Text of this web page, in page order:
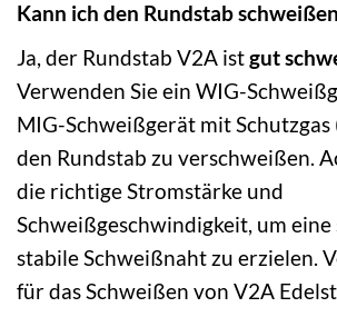
Kann ich den Rundstab
Ja, der Rundstab V2A istgut
Verwenden Sie ein WIG-
MIG-Schweißgerät mit Schutzgas
den Rundstab zu verschweißen.
die richtige Stromstärke und
Schweißgeschwindigkeit, um eine
stabile Schweißnaht zu erzielen.
für das Schweißen von V2A